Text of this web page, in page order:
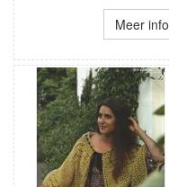
Meer info